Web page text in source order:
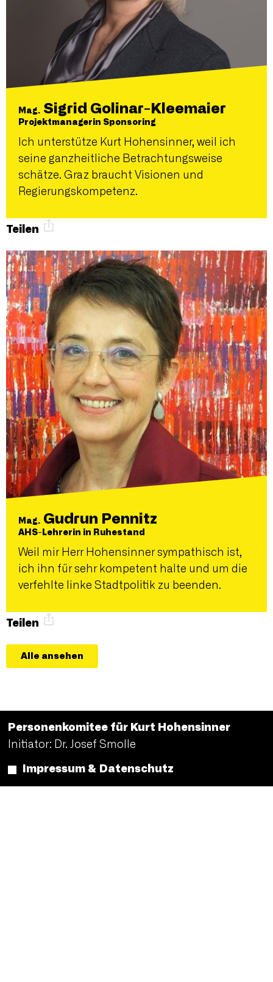
Mag. Sigrid Golinar-Kleemaier
Projektmanagerin Sponsoring
Ich unterstütze Kurt Hohensinner, weil ich
seine ganzheitliche Betrachtungsweise
schätze. Graz braucht Visionen und
Regierungskompetenz.
Teilen
Mag. Gudrun Pennitz
AHS-Lehrerin in Ruhestand
Weil mir Herr Hohensinner sympathisch ist,
ich ihn für sehr kompetent halte und um die
verfehlte linke Stadtpolitik zu beenden.
Teilen
Alle ansehen
Personenkomitee für Kurt Hohensinner
Initiator: Dr. Josef Smolle
Impressum & Datenschutz